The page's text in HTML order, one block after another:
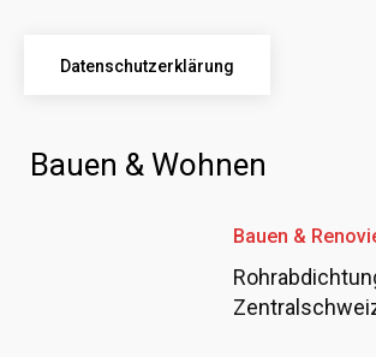
Datenschutzerklärung
Bauen & Wohnen
Bauen &